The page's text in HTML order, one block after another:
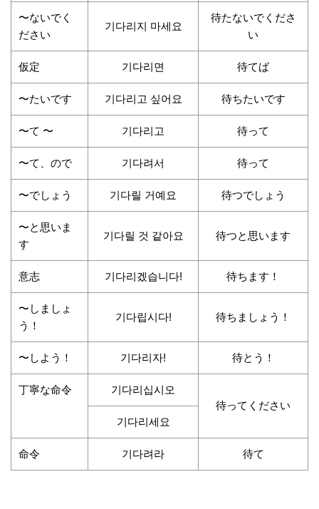
〜ないでく
ださい
기다리지 마세요
待たないでくださ
い
仮定 기다리면 待てば
〜たいです 기다리고 싶어요 待ちたいです
〜て 〜 기다리고 待って
〜て、ので 기다려서 待って
〜でしょう 기다릴 거예요 待つでしょう
〜と思いま
す
기다릴 것 같아요 待つと思います
意志 기다리겠습니다! 待ちます！
〜しましょ
う！
기다립시다! 待ちましょう！
〜しよう！ 기다리자! 待とう！
丁寧な命令
기다리십시오
待ってください
기다리세요
命令 기다려라 待て